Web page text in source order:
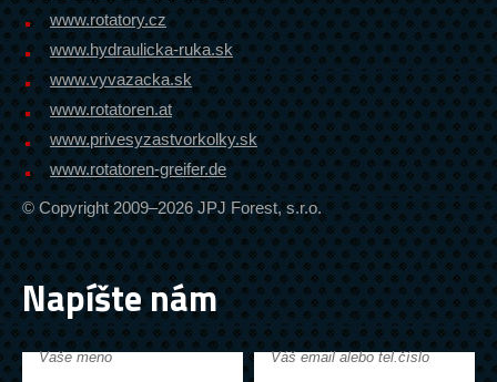
www.rotatory.cz
www.hydraulicka-ruka.sk
www.vyvazacka.sk
www.rotatoren.at
www.privesyzastvorkolky.sk
www.rotatoren-greifer.de
© Copyright 2009–2026 JPJ Forest, s.r.o.
Napíšte nám
Vaše meno Váš email alebo tel.číslo